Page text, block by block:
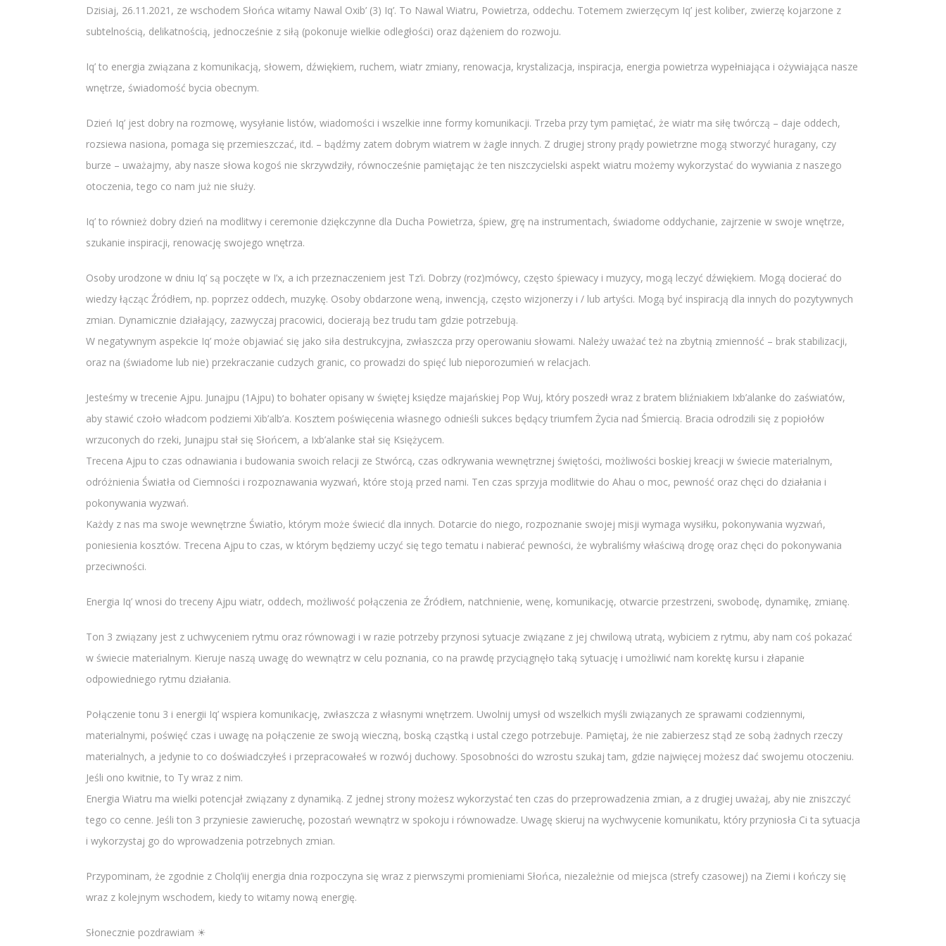
Dzisiaj, 26.11.2021, ze wschodem Słońca witamy Nawal Oxib’ (3) Iq’. To Nawal Wiatru, Powietrza, oddechu. Totemem zwierzęcym Iq’ jest koliber, zwierzę kojarzone z
subtelnością, delikatnością, jednocześnie z siłą (pokonuje wielkie odległości) oraz dążeniem do rozwoju.
Iq’ to energia związana z komunikacją, słowem, dźwiękiem, ruchem, wiatr zmiany, renowacja, krystalizacja, inspiracja, energia powietrza wypełniająca i ożywiająca nasze
wnętrze, świadomość bycia obecnym.
Dzień Iq’ jest dobry na rozmowę, wysyłanie listów, wiadomości i wszelkie inne formy komunikacji. Trzeba przy tym pamiętać, że wiatr ma siłę twórczą – daje oddech,
rozsiewa nasiona, pomaga się przemieszczać, itd. – bądźmy zatem dobrym wiatrem w żagle innych. Z drugiej strony prądy powietrzne mogą stworzyć huragany, czy
burze – uważajmy, aby nasze słowa kogoś nie skrzywdziły, równocześnie pamiętając że ten niszczycielski aspekt wiatru możemy wykorzystać do wywiania z naszego
otoczenia, tego co nam już nie służy.
Iq’ to również dobry dzień na modlitwy i ceremonie dziękczynne dla Ducha Powietrza, śpiew, grę na instrumentach, świadome oddychanie, zajrzenie w swoje wnętrze,
szukanie inspiracji, renowację swojego wnętrza.
Osoby urodzone w dniu Iq’ są poczęte w I’x, a ich przeznaczeniem jest Tz’i. Dobrzy (roz)mówcy, często śpiewacy i muzycy, mogą leczyć dźwiękiem. Mogą docierać do
wiedzy łącząc Źródłem, np. poprzez oddech, muzykę. Osoby obdarzone weną, inwencją, często wizjonerzy i / lub artyści. Mogą być inspiracją dla innych do pozytywnych
zmian. Dynamicznie działający, zazwyczaj pracowici, docierają bez trudu tam gdzie potrzebują.
W negatywnym aspekcie Iq’ może objawiać się jako siła destrukcyjna, zwłaszcza przy operowaniu słowami. Należy uważać też na zbytnią zmienność – brak stabilizacji,
oraz na (świadome lub nie) przekraczanie cudzych granic, co prowadzi do spięć lub nieporozumień w relacjach.
Jesteśmy w trecenie Ajpu. Junajpu (1Ajpu) to bohater opisany w świętej księdze majańskiej Pop Wuj, który poszedł wraz z bratem bliźniakiem Ixb’alanke do zaświatów,
aby stawić czoło władcom podziemi Xib’alb’a. Kosztem poświęcenia własnego odnieśli sukces będący triumfem Życia nad Śmiercią. Bracia odrodzili się z popiołów
wrzuconych do rzeki, Junajpu stał się Słońcem, a Ixb’alanke stał się Księżycem.
Trecena Ajpu to czas odnawiania i budowania swoich relacji ze Stwórcą, czas odkrywania wewnętrznej świętości, możliwości boskiej kreacji w świecie materialnym,
odróżnienia Światła od Ciemności i rozpoznawania wyzwań, które stoją przed nami. Ten czas sprzyja modlitwie do Ahau o moc, pewność oraz chęci do działania i
pokonywania wyzwań.
Każdy z nas ma swoje wewnętrzne Światło, którym może świecić dla innych. Dotarcie do niego, rozpoznanie swojej misji wymaga wysiłku, pokonywania wyzwań,
poniesienia kosztów. Trecena Ajpu to czas, w którym będziemy uczyć się tego tematu i nabierać pewności, że wybraliśmy właściwą drogę oraz chęci do pokonywania
przeciwności.
Energia Iq’ wnosi do treceny Ajpu wiatr, oddech, możliwość połączenia ze Źródłem, natchnienie, wenę, komunikację, otwarcie przestrzeni, swobodę, dynamikę, zmianę.
Ton 3 związany jest z uchwyceniem rytmu oraz równowagi i w razie potrzeby przynosi sytuacje związane z jej chwilową utratą, wybiciem z rytmu, aby nam coś pokazać
w świecie materialnym. Kieruje naszą uwagę do wewnątrz w celu poznania, co na prawdę przyciągnęło taką sytuację i umożliwić nam korektę kursu i złapanie
odpowiedniego rytmu działania.
Połączenie tonu 3 i energii Iq’ wspiera komunikację, zwłaszcza z własnymi wnętrzem. Uwolnij umysł od wszelkich myśli związanych ze sprawami codziennymi,
materialnymi, poświęć czas i uwagę na połączenie ze swoją wieczną, boską cząstką i ustal czego potrzebuje. Pamiętaj, że nie zabierzesz stąd ze sobą żadnych rzeczy
materialnych, a jedynie to co doświadczyłeś i przepracowałeś w rozwój duchowy. Sposobności do wzrostu szukaj tam, gdzie najwięcej możesz dać swojemu otoczeniu.
Jeśli ono kwitnie, to Ty wraz z nim.
Energia Wiatru ma wielki potencjał związany z dynamiką. Z jednej strony możesz wykorzystać ten czas do przeprowadzenia zmian, a z drugiej uważaj, aby nie zniszczyć
tego co cenne. Jeśli ton 3 przyniesie zawieruchę, pozostań wewnątrz w spokoju i równowadze. Uwagę skieruj na wychwycenie komunikatu, który przyniosła Ci ta sytuacja
i wykorzystaj go do wprowadzenia potrzebnych zmian.
Przypominam, że zgodnie z Cholq’iij energia dnia rozpoczyna się wraz z pierwszymi promieniami Słońca, niezależnie od miejsca (strefy czasowej) na Ziemi i kończy się
wraz z kolejnym wschodem, kiedy to witamy nową energię.
Słonecznie pozdrawiam ☀